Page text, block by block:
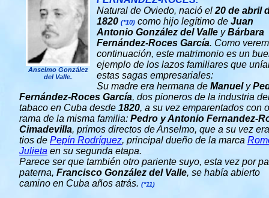
Anselmo González
del Valle.
Natural de Oviedo, nació el 20 de abril
1820 (*10) como hijo legítimo de Juan
Antonio González del Valle yBárbara
Fernández-Roces García. Como
continuación, este matrimonio es un
ejemplo de los lazos familiares que
estas sagas empresariales:
Su madre era hermana de Manuely
Fernández-Roces García, dos pioneros de la industria
tabaco en Cuba desde 1820, a su vez emparentados con
rama de la misma familia: Pedro y Antonio Fernandez-
Cimadevilla, primos directos de Anselmo, que a su vez
tios de Pepín Rodríguez, principal dueño de la marca
Julieta en su segunda etapa.
Parece ser que también otro pariente suyo, esta vez por
paterna, Francisco González del Valle, se había abierto
camino en Cuba años atrás. (*11)